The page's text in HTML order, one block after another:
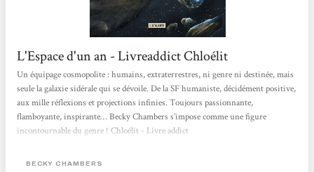
L'Espace d'un an - Livreaddict Chloélit
Un équipage cosmopolite : humains, extraterrestres, ni genre ni destinée, mais
seule la galaxie sidérale qui se dévoile. De la SF humaniste, décidément positive,
aux mille réflexions et projections infinies. Toujours passionnante,
flamboyante, inspirante… Becky Chambers s’impose comme une figure
incontournable du genre ! Chloélit - Livre addict
BECKY CHAMBERS